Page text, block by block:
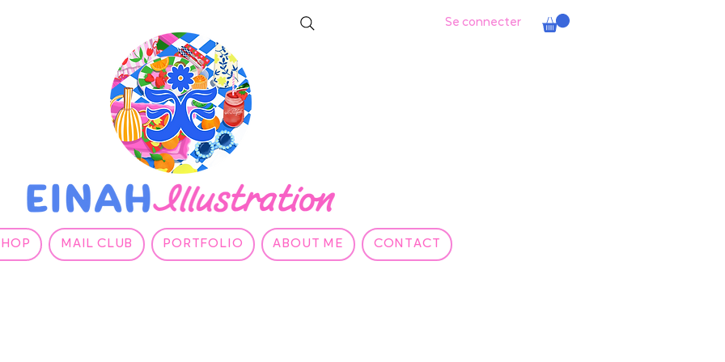
Se connecter
MAIL CLUB PORTFOLIO ABOUT ME CONTACT